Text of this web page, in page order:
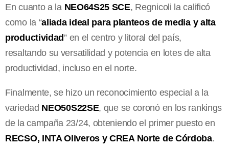
En cuanto a la NEO64S25 SCE, Regnicoli la calificó
como la “aliada ideal para planteos de media y alta
productividad” en el centro y litoral del país,
resaltando su versatilidad y potencia en lotes de alta
productividad, incluso en el norte.
Finalmente, se hizo un reconocimiento especial a la
variedad NEO50S22SE, que se coronó en los rankings
de la campaña 23/24, obteniendo el primer puesto en
RECSO, INTA Oliveros y CREA Norte de Córdoba.